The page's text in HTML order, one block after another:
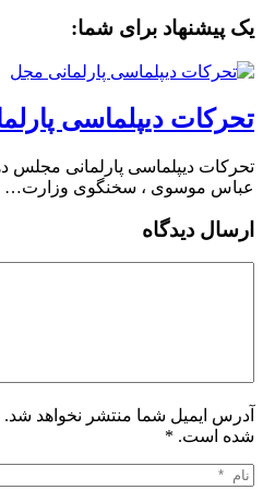
یک پیشنهاد برای شما:
تحرکات دیپلماسی
تحرکات دیپلماسی پارلمانی مجلس
عباس موسوی ، سخنگوی وزارت…
ارسال دیدگاه
آدرس ایمیل شما منتشر نخواهد
شده است. *